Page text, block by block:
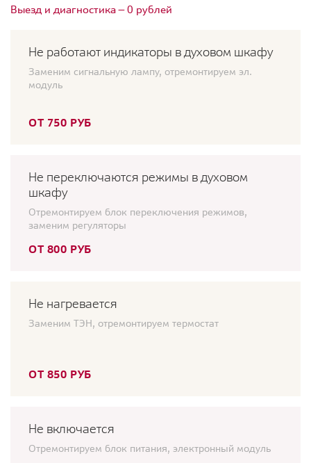
Выезд и диагностика — 0 рублей
Не работают индикаторы в духовом шкафу
Заменим сигнальную лампу, отремонтируем эл.
модуль
ОТ 750 РУБ
Не переключаются режимы в духовом
шкафу
Отремонтируем блок переключения режимов,
заменим регуляторы
ОТ 800 РУБ
Не нагревается
Заменим ТЭН, отремонтируем термостат
ОТ 850 РУБ
Не включается
Отремонтируем блок питания, электронный модуль